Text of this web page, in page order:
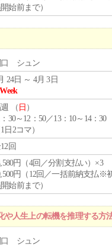
始前まで）
口 シュン
24日 ～ 4月 3日
（ 日 ）
：30～12：50／13：10～14：30
1日2コマ）
回
円（4回／分割支払い）×3
円（12回／一括前納支払※
始前まで）
人生上の転機を推理する方
口 シュン